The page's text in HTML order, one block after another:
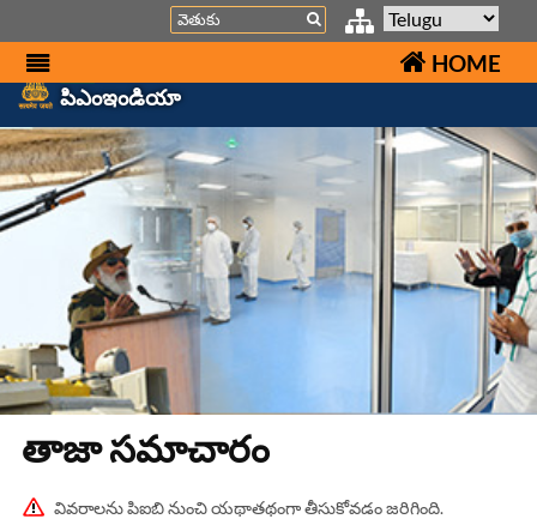
Search
HOME
పిఎంఇండియా
తాజా స‌మాచారం
వివరాలను పిఐబి నుంచి యథాతథంగా తీసుకోవడం జరిగింది.